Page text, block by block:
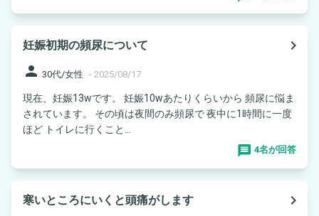
妊娠初期の頻尿について
navigate_next
person 30代/女性 - 2025/08/17
現在、妊娠13wです。 妊娠10wあたりくらいから 頻尿に悩ま
されています。 その頃は夜間のみ頻尿で 夜中に1時間に一度
ほど トイレに行くこと...
4名が回答
寒いところにいくと頭痛がします
navigate_next